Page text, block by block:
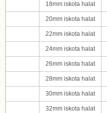
18mm iskota halat
20mm iskota halat
22mm iskota halat
24mm iskota halat
26mm iskota halat
28mm iskota halat
30mm iskota halat
32mm iskota halat